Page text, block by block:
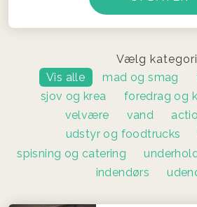
Vælg kategori
Vis alle
mad og smag
sjov og krea
foredrag og
velvære
vand
udstyr og foodtrucks
spisning og catering
indendørs